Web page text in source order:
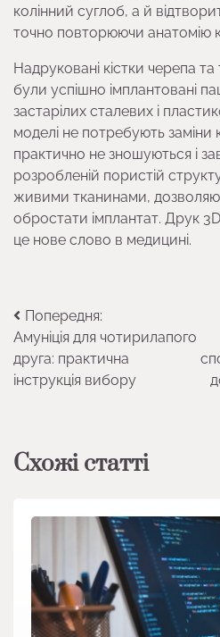
колінний суглоб, а й
точно повторюючи анатомію
Надруковані кістки черепа
були успішно імплантовані
застарілих сталевих і
моделі не потребують заміни
практично не зношуються і
розробленій пористій
живими тканинами,
обростати імплантат. Друк
це нове слово в медицині.
Навігація
записів
Попередня:
Амуніція для чотирилапого
друга: практична
інструкція вибору
Схожі статті